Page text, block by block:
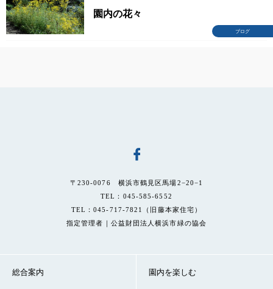
ブログ
園内の花々
〒230-0076 横浜市鶴見区馬場2−20−1
TEL：045-585-6552
TEL：045-717-7821（旧藤本家住宅）
指定管理者｜公益財団法人横浜市緑の協会
総合案内 園内を楽しむ